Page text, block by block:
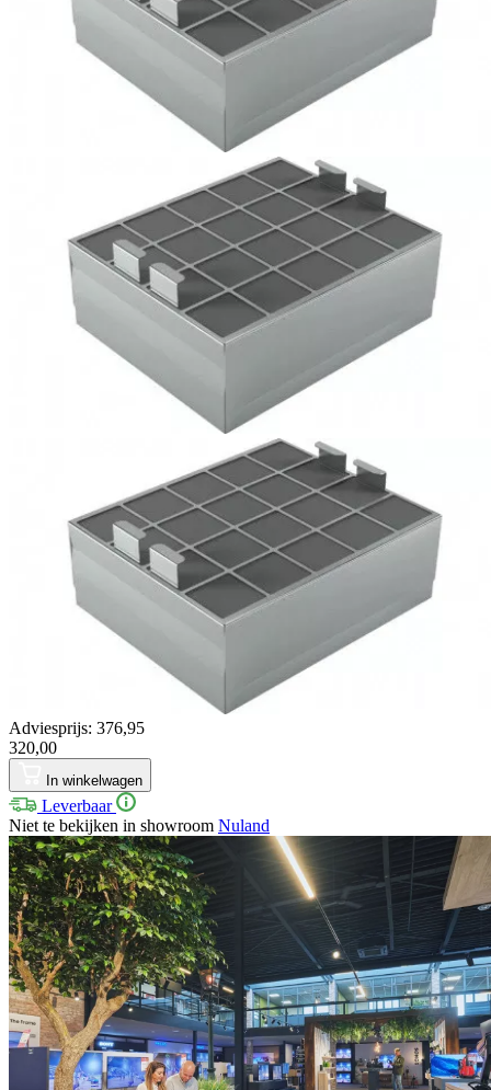
Adviesprijs: 376,95
320,00
In winkelwagen
Leverbaar
Niet te bekijken in showroom Nuland